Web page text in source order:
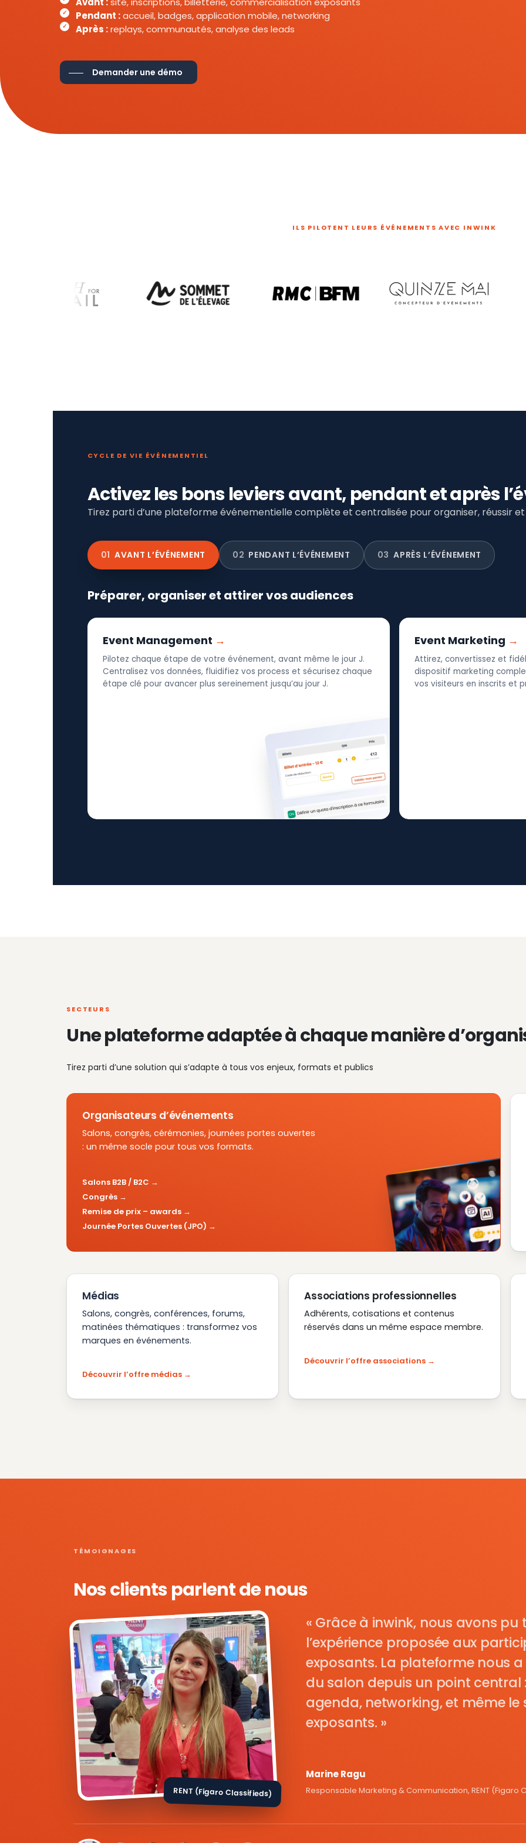
Pendant :accueil, badges, application mobile, networking
Après :replays, communautés, analyse des leads
Demander une démo
ILS PILOTENT LEURS ÉVÉNEMENTS AVEC INWINK
CYCLE DE VIE ÉVÉNEMENTIEL
Activez les bons leviers avant, pendant et après
Tirez parti d’une plateforme événementielle complète et centralisée pour organiser, réussir
01 AVANT L’ÉVÉNEMENT 02 PENDANT L’ÉVÉNEMENT 03 APRÈS L’ÉVÉNEMENT
Préparer, organiser et attirer vos audiences
Event Management
Pilotez chaque étape de votre événement, avant même le jour J.
Centralisez vos données, fluidifiez vos process et sécurisez chaque
étape clé pour avancer plus sereinement jusqu’au jour J.
Event Marketing
Attirez, convertissez et
dispositif marketing
vos visiteurs en inscrits et
SECTEURS
Une plateforme adaptée à chaque manière
Tirez parti d’une solution qui s’adapte à tous vos enjeux, formats et publics
Organisateurs d’événements
Salons, congrès, cérémonies, journées portes ouvertes
: un même socle pour tous vos formats.
Salons B2B / B2C
Congrès
Remise de prix – awards
Journée Portes Ouvertes (JPO)
Médias
Salons, congrès, conférences, forums,
matinées thématiques : transformez vos
marques en événements.
Découvrir l’offre médias
Associations professionnelles
Adhérents, cotisations et contenus
réservés dans un même espace membre.
Découvrir l’offre associations
TÉMOIGNAGES
Nos clients parlent de nous
RENT (Figaro Classifieds)
Grâce à inwink, nous avons
l’expérience proposée aux
exposants. La plateforme nous
du salon depuis un point central
agenda, networking, et même le
exposants.
Marine Ragu
Responsable Marketing & Communication, RENT (Figaro